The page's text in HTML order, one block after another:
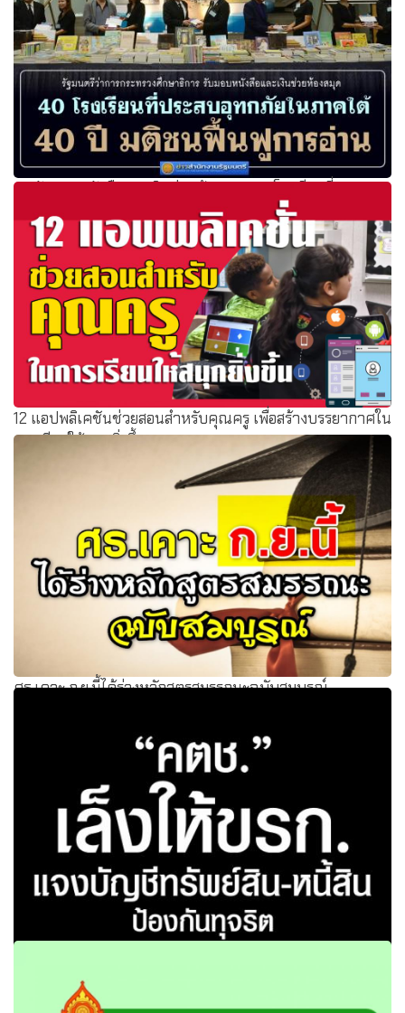
ศธ.รับมอบหนังสือและเงินช่วยห้องสมุด 40 โรงเรียนที่ประสบ
อุทกภัยในโอกาส "40 ปี มติชนฟื้นฟูการอ่าน"
12 แอปพลิเคชันช่วยสอนสำหรับคุณครู เพื่อสร้างบรรยากาศใน
การเรียนให้สนุกยิ่งขึ้น
ศธ.เคาะ ก.ย.นี้ได้ร่างหลักสูตรสมรรถนะฉบับสมบูรณ์
“คตช.” เล็งให้ขรก.แจงบัญชีทรัพย์สิน-หนี้สิน ป้องกันทุจริต “นา
ยกฯ”สั่งฝ่ายกฎหมาย